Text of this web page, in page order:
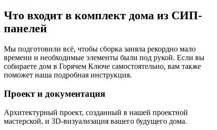
Что входит в комплект дома из СИП-
панелей
Мы подготовили всё, чтобы сборка заняла рекордно мало
времени и необходимые элементы были под рукой. Если вы
собираете дом в Горячем Ключе самостоятельно, вам также
поможет наша подробная инструкция.
Проект и документация
Архитектурный проект, созданный в нашей проектной
мастерской, и 3D-визуализация вашего будущего дома.